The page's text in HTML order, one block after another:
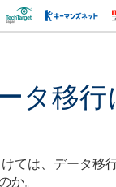
タ移行
ては、データ移
か。